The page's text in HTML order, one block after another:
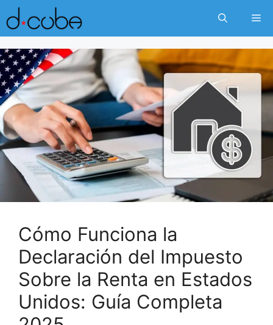
Skip
to
content
Cómo Funciona la
Declaración del Impuesto
Sobre la Renta en Estados
Unidos: Guía Completa